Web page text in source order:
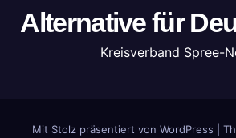
Alternative für
Kreisverband Spree-
Mit Stolz präsentiert von WordPress